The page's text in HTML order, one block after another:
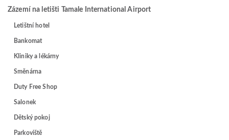
Zázemí na letišti Tamale International Airport
Letištní hotel
Bankomat
Kliniky a lékárny
Směnárna
Duty Free Shop
Salonek
Dětský pokoj
Parkoviště